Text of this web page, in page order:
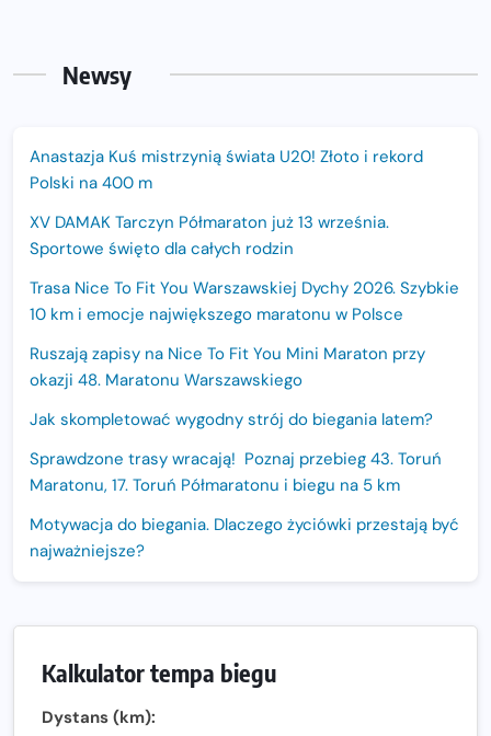
Newsy
Anastazja Kuś mistrzynią świata U20! Złoto i rekord
Polski na 400 m
XV DAMAK Tarczyn Półmaraton już 13 września.
Sportowe święto dla całych rodzin
Trasa Nice To Fit You Warszawskiej Dychy 2026. Szybkie
10 km i emocje największego maratonu w Polsce
Ruszają zapisy na Nice To Fit You Mini Maraton przy
okazji 48. Maratonu Warszawskiego
Jak skompletować wygodny strój do biegania latem?
Sprawdzone trasy wracają! Poznaj przebieg 43. Toruń
Maratonu, 17. Toruń Półmaratonu i biegu na 5 km
Motywacja do biegania. Dlaczego życiówki przestają być
najważniejsze?
Sprawdzony przebieg i profil stworzony do szybkiego
biegania
Kalkulator tempa biegu
Dystans (km):